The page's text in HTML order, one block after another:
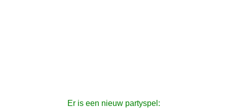
Er is een nieuw partyspel: